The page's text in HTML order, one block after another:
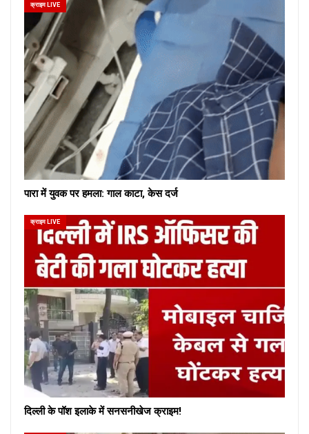
क्राइम LIVE
पारा में युवक पर हमला: गाल काटा, केस दर्ज
क्राइम LIVE
दिल्ली के पॉश इलाके में सनसनीखेज क्राइम!